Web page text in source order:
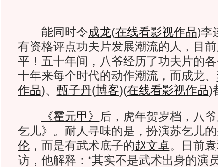
能同时令成龙(在线看影视作品)李
有资格评点功夫片发展潮流的人，目
平！五十年间，八爷经历了功夫片的
十年来每个时代的动作潮流，而成龙、
作品)、 甄子丹(博客)(在线看影视作品)
《霍元甲》
后，虎年贺岁档，八
乞儿》。耐人寻味的是，扮演苏乞儿
伦，而是有武术底子的赵文卓。日前
访，他解释：“其实不是武术出身的演